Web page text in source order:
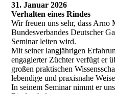
31. Januar 2026
Verhalten eines Rindes
Wir freuen uns sehr, dass Arno
Bundesverbandes Deutscher
Seminar leiten wird.
Mit seiner langjährigen
engagierter Züchter verfügt er
großen praktischen
lebendige und praxisnahe
In seinem Seminar nimmt er